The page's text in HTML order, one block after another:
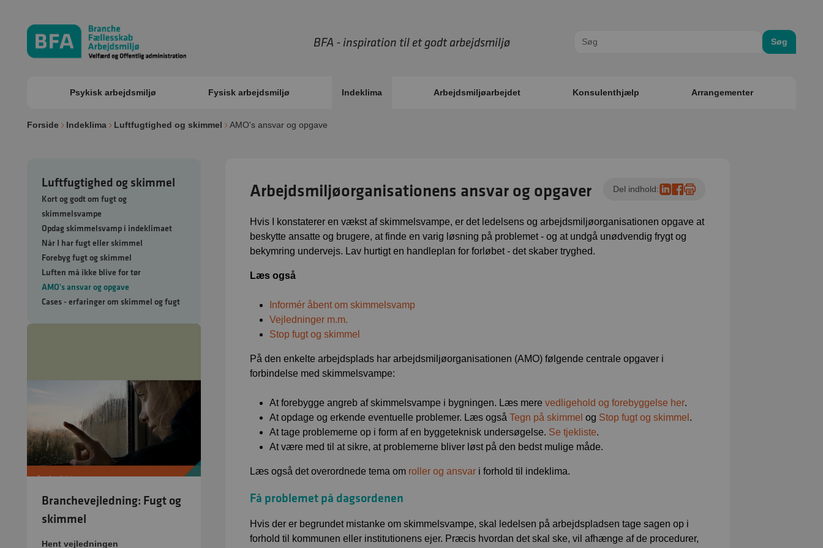
BFA - inspiration til et godt arbejdsmiljø Søg
Psykisk arbejdsmiljø Fysisk arbejdsmiljø Indeklima Arbejdsmiljøarbejdet Konsulenthjælp Arrangementer
Forside Indeklima Luftfugtighed og skimmel AMO's ansvar og opgave
Luftfugtighed og skimmel
Kort og godt om fugt og
skimmelsvampe
Opdag skimmelsvamp i indeklimaet
Når I har fugt eller skimmel
Forebyg fugt og skimmel
Luften må ikke blive for tør
AMO's ansvar og opgave
Cases - erfaringer om skimmel og fugt
Branchevejledning: Fugt og
skimmel
Hent vejledningen
Arbejdsmiljøorganisationens ansvar og opgaver Del indhold:
Hvis I konstaterer en vækst af skimmelsvampe, er det ledelsens og arbejdsmiljøorganisationen opgave at
beskytte ansatte og brugere, at finde en varig løsning på problemet - og at undgå unødvendig frygt og
bekymring undervejs. Lav hurtigt en handleplan for forløbet - det skaber tryghed.
Læs også
Informér åbent om skimmelsvamp
Vejledninger m.m.
Stop fugt og skimmel
På den enkelte arbejdsplads har arbejdsmiljøorganisationen (AMO) følgende centrale opgaver i
forbindelse med skimmelsvampe:
At forebygge angreb af skimmelsvampe i bygningen. Læs mere vedligehold og forebyggelse her.
At opdage og erkende eventuelle problemer. Læs også Tegn på skimmel og Stop fugt og skimmel .
At tage problemerne op i form af en byggeteknisk undersøgelse. Se tjekliste.
At være med til at sikre, at problemerne bliver løst på den bedst mulige måde.
Læs også det overordnede tema om roller og ansvar i forhold til indeklima.
Få problemet på dagsordenen
Hvis der er begrundet mistanke om skimmelsvampe, skal ledelsen på arbejdspladsen tage sagen op i
forhold til kommunen eller institutionens ejer. Præcis hvordan det skal ske, vil afhænge af de procedurer,